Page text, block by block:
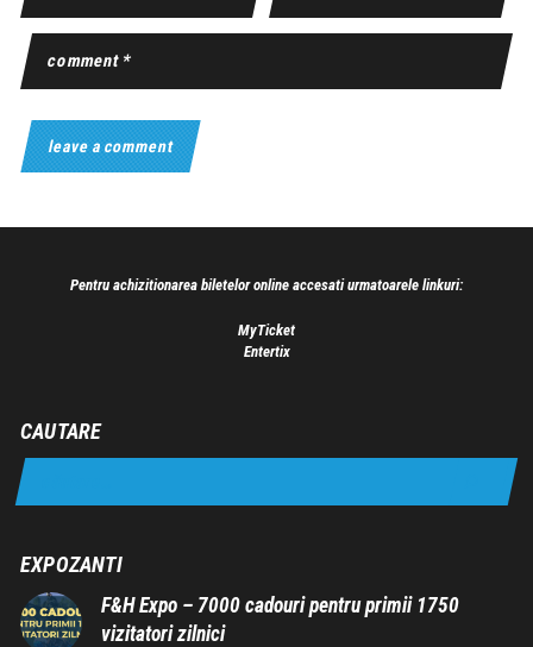
Pentru achizitionarea biletelor online accesati urmatoarele linkuri:
MyTicket
Entertix
CAUTARE
EXPOZANTI
F&H Expo – 7000 cadouri pentru primii 1750
vizitatori zilnici